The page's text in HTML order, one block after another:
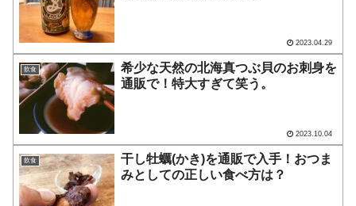
2023.04.29
飲食
希少な天然の北海真つぶ貝のお刺身を
通販で！特大すぎて笑う。
2023.10.04
飲食
干し牡蠣(かき)を通販で入手！おつま
みとしての正しい食べ方は？